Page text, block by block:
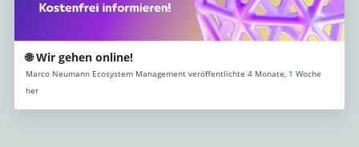
🌐 Wir gehen online!
Marco Neumann Ecosystem Management veröffentlichte 4 Monate, 1 Woche
her